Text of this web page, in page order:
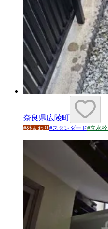
奈良県広陵町
#外まわり #スタンダード#立水栓